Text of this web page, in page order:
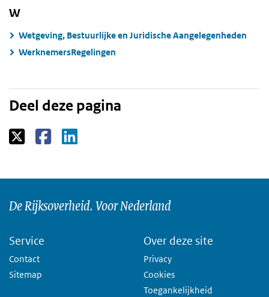
W
Wetgeving, Bestuurlijke en Juridische Aangelegenheden
WerknemersRegelingen
Deel deze pagina
De Rijksoverheid. Voor Nederland
Service
Contact
Sitemap
Over deze site
Privacy
Cookies
Toegankelijkheid